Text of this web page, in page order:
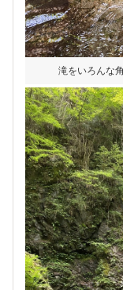
滝をいろんな